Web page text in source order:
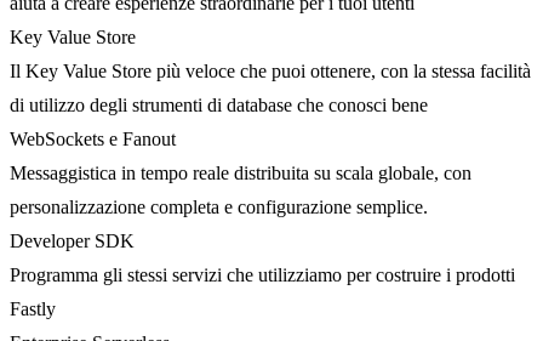
Key Value Store
Il Key Value Store più veloce che puoi ottenere, con la stessa facilità
di utilizzo degli strumenti di database che conosci bene
WebSockets e Fanout
Messaggistica in tempo reale distribuita su scala globale, con
personalizzazione completa e configurazione semplice.
Developer SDK
Programma gli stessi servizi che utilizziamo per costruire i prodotti
Fastly